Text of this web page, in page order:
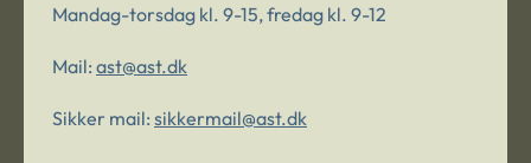
Mandag-torsdag kl. 9-15, fredag kl. 9-12
Mail: ast@ast.dk
Sikker mail: sikkermail@ast.dk